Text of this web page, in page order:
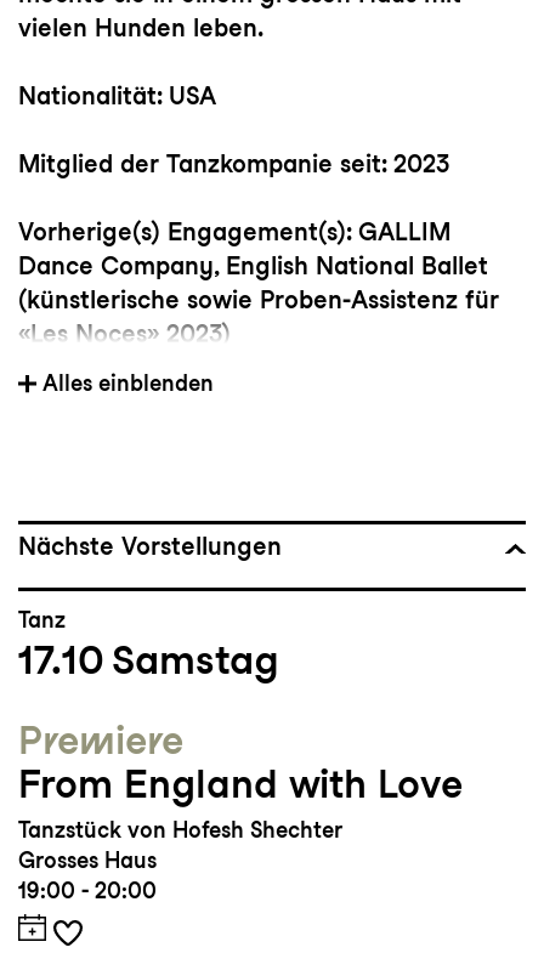
vielen Hunden leben.
Nationalität: USA
Mitglied der Tanzkompanie seit: 2023
Vorherige(s) Engagement(s): GALLIM
Dance Company, English National Ballet
(künstlerische sowie Proben-Assistenz für
«Les Noces» 2023)
Wichtige Choreograf:innen: Andrea Miller,
Peeping Tom, BLUSH von Andrea Miller,
Betroffenheit von Crystal Pite
am Conservatory of Dance at Purchase
College SUNY, New York
Alles einblenden
Nächste Vorstellungen
Tanz
17.10 Samstag
Premiere
From England with Love
Tanzstück von Hofesh Shechter
Grosses Haus
19:00 - 20:00